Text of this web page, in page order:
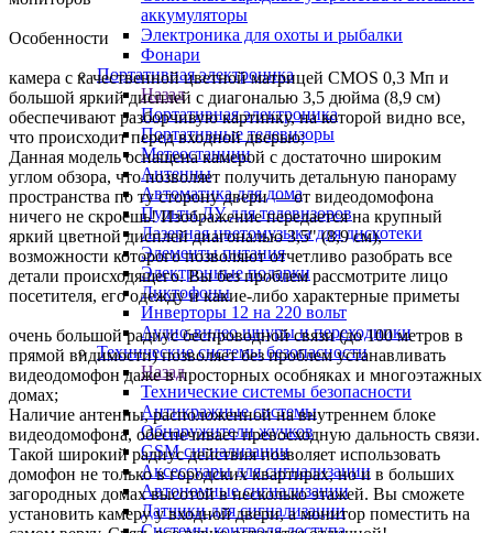
аккумуляторы
Электроника для охоты и рыбалки
Фонари
Портативная электроника
Назад
Портативная электроника
Портативные телевизоры
Метеостанции
Антенны
Автоматика для дома
Пульты ДУ для телевизоров
Лазерная цветомузыка для дискотеки
Элементы питания
Электронные подарки
Диктофоны
Инверторы 12 на 220 вольт
Аудио-видео шнуры и переходники
Технические системы безопасности
Назад
Технические системы безопасности
Антикражные системы
Обнаружители жучков
GSM сигнализации
Аксессуары для сигнализации
Автономные сигнализации
Датчики для сигнализации
Особенности
камера с качественной цветной матрицей CMOS 0,3 Мп и
большой яркий дисплей с диагональю 3,5 дюйма (8,9 см)
обеспечивают разборчивую картинку, на которой видно все,
что происходит перед входной дверью;
Данная модель оснащена камерой с достаточно широким
углом обзора, что позволяет получить детальную панораму
пространства по ту сторону двери — от видеодомофона
ничего не скроешь! Изображение передается на крупный
яркий цветной дисплей диагональю 3,5" (8,9 см),
возможности которого позволяют отчетливо разобрать все
детали происходящего. Вы без проблем рассмотрите лицо
посетителя, его одежду и какие-либо характерные приметы
очень большой радиус беспроводной связи (до 100 метров в
прямой видимости) позволяет без проблем устанавливать
видеодомофон даже в просторных особняках и многоэтажных
домах;
Наличие антенны, расположенной на внутреннем блоке
видеодомофона, обеспечивает превосходную дальность связи.
Такой широкий радиус действия позволяет использовать
домофон не только в городских квартирах, но и в больших
загородных домах высотой в несколько этажей. Вы сможете
установить камеру у входной двери, а монитор поместить на